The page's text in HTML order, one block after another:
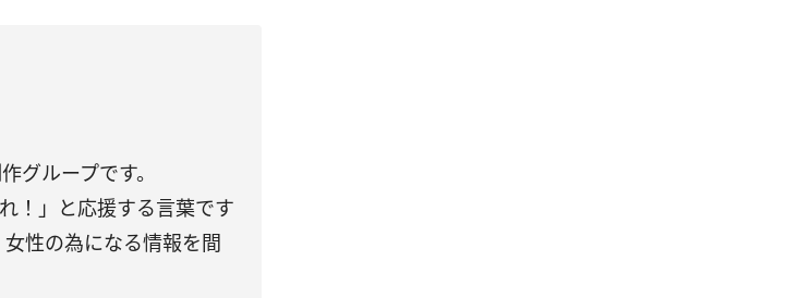
グループです。
！」と応援する言葉です
性の為になる情報を間